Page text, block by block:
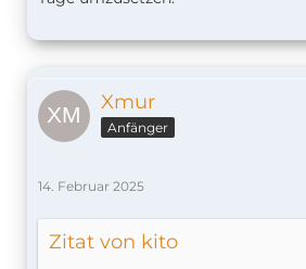
Xmur
Anfänger
14. Februar 2025
Zitat von kito